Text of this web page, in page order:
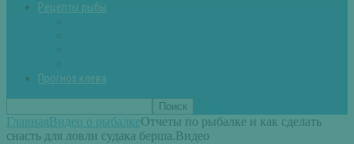
Рецепты рыбы
Прогноз клева
ГлавнаяВидео о рыбалкеОтчеты по рыбалке и как сделать
снасть для ловли судака берша.Видео